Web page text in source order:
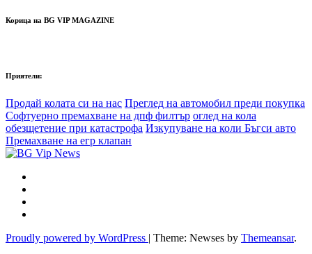
Корица на BG VIP MAGAZINE
Приятели:
Продай колата си на нас Преглед на автомобил преди покупка
Софтуерно премахване на дпф филтър оглед на кола
обезщетение при катастрофа Изкупуване на коли Бъгси авто
Премахване на егр клапан
Proudly powered by WordPress | Theme: Newses by Themeansar.